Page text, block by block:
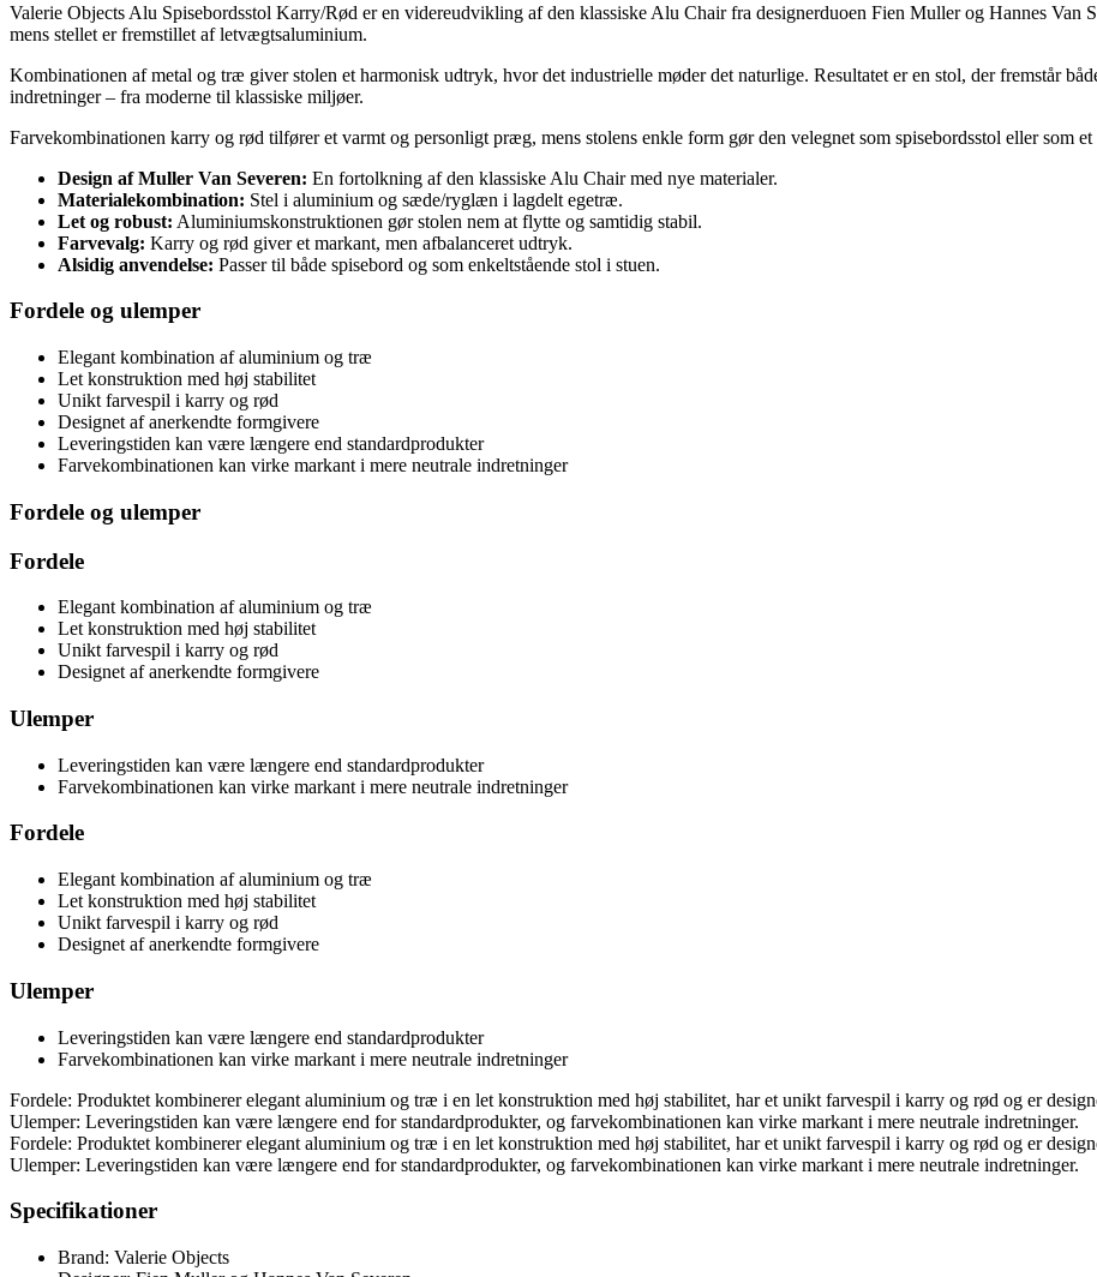
Valerie Objects Alu Spisebordsstol Karry/Rød er en videreudvikling af den klassiske Alu Chair fra designerduoen Fien Muller og Hannes
mens stellet er fremstillet af letvægtsaluminium.
Kombinationen af metal og træ giver stolen et harmonisk udtryk, hvor det industrielle møder det naturlige. Resultatet er en stol, der fremstår
indretninger – fra moderne til klassiske miljøer.
Farvekombinationen karry og rød tilfører et varmt og personligt præg, mens stolens enkle form gør den velegnet som spisebordsstol eller som
Design af Muller Van Severen: En fortolkning af den klassiske Alu Chair med nye materialer.
Materialekombination: Stel i aluminium og sæde/ryglæn i lagdelt egetræ.
Let og robust: Aluminiumskonstruktionen gør stolen nem at flytte og samtidig stabil.
Farvevalg: Karry og rød giver et markant, men afbalanceret udtryk.
Alsidig anvendelse: Passer til både spisebord og som enkeltstående stol i stuen.
Fordele og ulemper
Elegant kombination af aluminium og træ
Let konstruktion med høj stabilitet
Unikt farvespil i karry og rød
Designet af anerkendte formgivere
Leveringstiden kan være længere end standardprodukter
Farvekombinationen kan virke markant i mere neutrale indretninger
Fordele og ulemper
Fordele
Elegant kombination af aluminium og træ
Let konstruktion med høj stabilitet
Unikt farvespil i karry og rød
Designet af anerkendte formgivere
Ulemper
Leveringstiden kan være længere end standardprodukter
Farvekombinationen kan virke markant i mere neutrale indretninger
Fordele
Elegant kombination af aluminium og træ
Let konstruktion med høj stabilitet
Unikt farvespil i karry og rød
Designet af anerkendte formgivere
Ulemper
Leveringstiden kan være længere end standardprodukter
Farvekombinationen kan virke markant i mere neutrale indretninger
Fordele: Produktet kombinerer elegant aluminium og træ i en let konstruktion med høj stabilitet, har et unikt farvespil i karry og rød og er
Ulemper: Leveringstiden kan være længere end for standardprodukter, og farvekombinationen kan virke markant i mere neutrale indretninger.
Fordele: Produktet kombinerer elegant aluminium og træ i en let konstruktion med høj stabilitet, har et unikt farvespil i karry og rød og er
Ulemper: Leveringstiden kan være længere end for standardprodukter, og farvekombinationen kan virke markant i mere neutrale indretninger.
Specifikationer
Brand: Valerie Objects